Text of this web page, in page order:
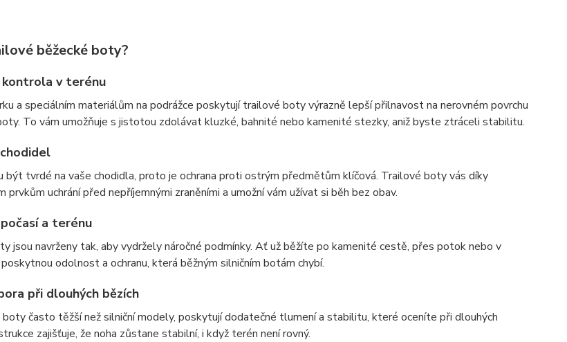
běžecké boty?
v terénu
a speciálním materiálům na podrážce poskytují trailové boty výrazně lepší přilnavost na nerovném povrchu
To vám umožňuje s jistotou zdolávat kluzké, bahnité nebo kamenité stezky, aniž byste ztráceli stabilitu.
být tvrdé na vaše chodidla, proto je ochrana proti ostrým předmětům klíčová. Trailové boty vás díky
prvkům uchrání před nepříjemnými zraněními a umožní vám užívat si běh bez obav.
a terénu
jsou navrženy tak, aby vydržely náročné podmínky. Ať už běžíte po kamenité cestě, přes potok nebo v
odolnost a ochranu, která běžným silničním botám chybí.
při dlouhých bězích
často těžší než silniční modely, poskytují dodatečné tlumení a stabilitu, které oceníte při dlouhých
zajišťuje, že noha zůstane stabilní, i když terén není rovný.